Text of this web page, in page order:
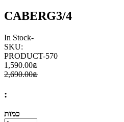
CABERG3/4
In Stock-
SKU:
PRODUCT-570
1,590.00₪
2,690.00₪
:
כמות